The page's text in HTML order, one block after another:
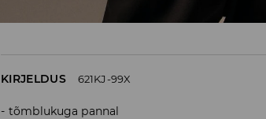
KIRJELDUS 621KJ-99X
tõmblukuga pannal